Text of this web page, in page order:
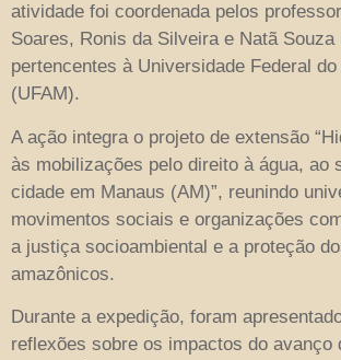
atividade foi coordenada pelos
Soares, Ronis da Silveira e Natã Souza
pertencentes à Universidade Federal do
(UFAM).
A ação integra o projeto de extensão
às mobilizações pelo direito à água, ao
cidade em Manaus (AM)”, reunindo
movimentos sociais e organizações
a justiça socioambiental e a proteção
amazônicos.
Durante a expedição, foram
reflexões sobre os impactos do avanço